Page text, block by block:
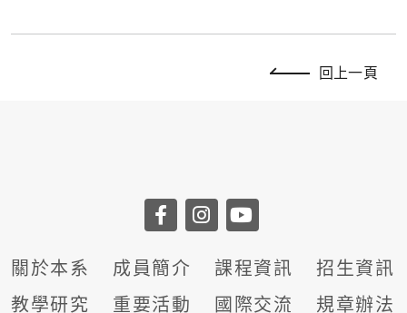
回上一頁
關於本系
教學研究
成員簡介
重要活動
課程資訊
國際交流
招生資訊
規章辦法